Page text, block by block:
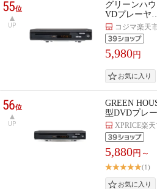
55位
UP
グリーンハ
VDプレーヤ…
コジマ楽天
5,980円
56位
UP
GREEN
型DVDプレ
XPRICE楽
5,880円～
(1)